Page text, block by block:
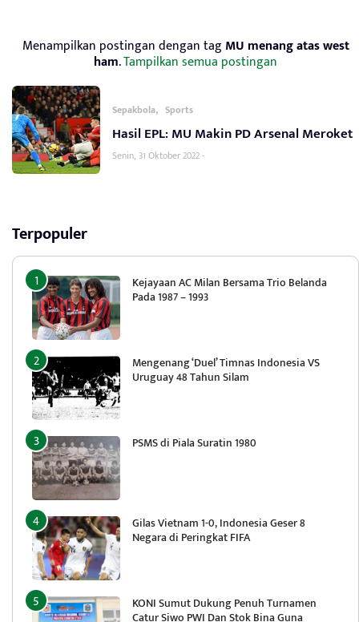
Menampilkan postingan dengan tagMU menang atas west
ham.Tampilkan semua postingan
Sepakbola, Sports
Hasil EPL: MU Makin PD Arsenal Meroket
Senin, 31 Oktober 2022 -
Terpopuler
Kejayaan AC Milan Bersama Trio Belanda
Pada 1987 – 1993
Mengenang ‘Duel’ Timnas Indonesia VS
Uruguay 48 Tahun Silam
PSMS di Piala Suratin 1980
Gilas Vietnam 1-0, Indonesia Geser 8
Negara di Peringkat FIFA
KONI Sumut Dukung Penuh Turnamen
Catur Siwo PWI Dan Stok Bina Guna